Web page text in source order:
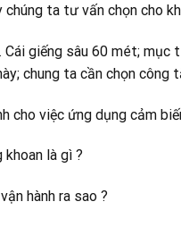
ta tư vấn chọn cho
giếng sâu 60 mét; mục
chung ta cần chọn
cho việc ứng dụng cảm
là gì ?
hành ra sao ?